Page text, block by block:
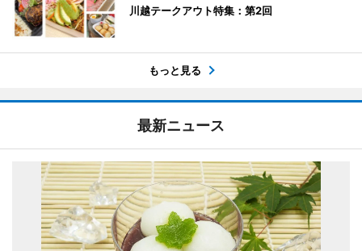
川越テークアウト特集：第2回
もっと見る
最新ニュース